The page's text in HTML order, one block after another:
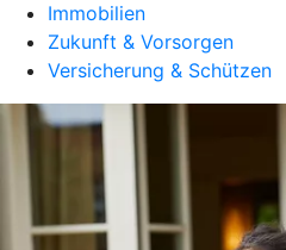
Immobilien
Zukunft & Vorsorgen
Versicherung & Schützen